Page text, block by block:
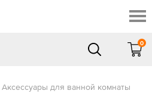
0
Аксессуары для ванной комнаты